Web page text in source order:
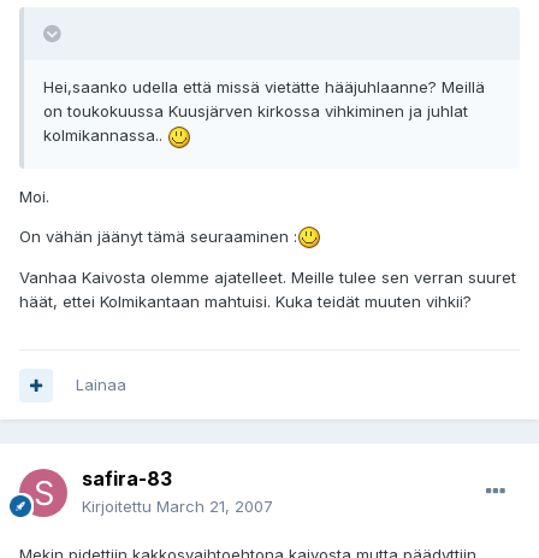
Hei,saanko udella että missä vietätte hääjuhlaanne? Meillä
on toukokuussa Kuusjärven kirkossa vihkiminen ja juhlat
kolmikannassa..
Moi.
On vähän jäänyt tämä seuraaminen :
Vanhaa Kaivosta olemme ajatelleet. Meille tulee sen verran suuret
häät, ettei Kolmikantaan mahtuisi. Kuka teidät muuten vihkii?
Lainaa
safira-83
Kirjoitettu March 21, 2007